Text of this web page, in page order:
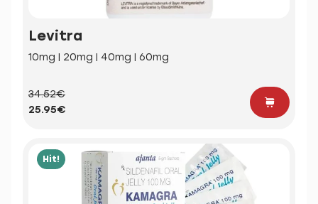
Levitra
10mg | 20mg | 40mg | 60mg
34.52€
25.95€
Hit!